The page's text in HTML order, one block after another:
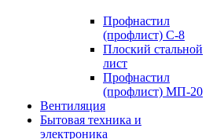
Профнастил
(профлист) С-8
Плоский стальной
лист
Профнастил
(профлист) МП-20
Вентиляция
Бытовая техника и
электроника